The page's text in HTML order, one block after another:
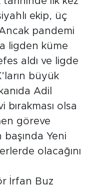
ekip, üç
pandemi
ligden küme
aldı ve ligde
büyük
Adil
olsa
göreve
Yeni
olacağını
İrfan Buz